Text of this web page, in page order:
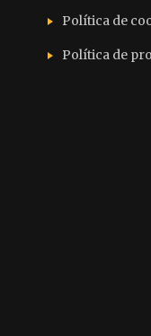
Política de
Política de